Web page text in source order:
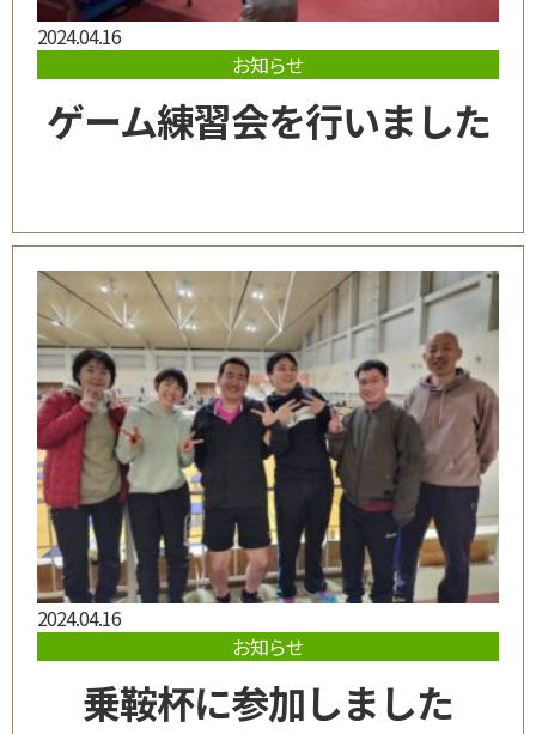
2024.04.16
お知らせ
ゲーム練習会を行いました
2024.04.16
お知らせ
乗鞍杯に参加しました